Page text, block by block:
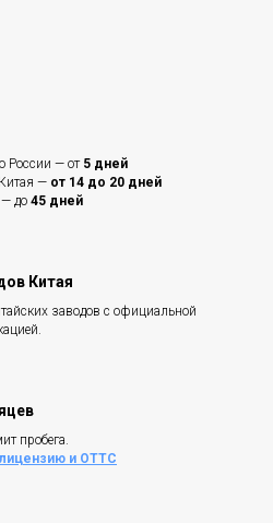
России — от 5 дней
— от 14 до 20 дней
— до 45 дней
Китая
заводов с официальной
пробега.
и ОТТС